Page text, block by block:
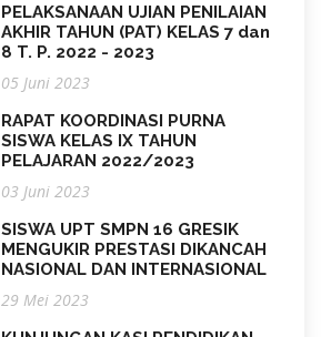
PELAKSANAAN UJIAN PENILAIAN
AKHIR TAHUN (PAT) KELAS 7 dan
8 T. P. 2022 - 2023
05 Juni 2023
RAPAT KOORDINASI PURNA
SISWA KELAS IX TAHUN
PELAJARAN 2022/2023
03 Juni 2023
SISWA UPT SMPN 16 GRESIK
MENGUKIR PRESTASI DIKANCAH
NASIONAL DAN INTERNASIONAL
29 Mei 2023